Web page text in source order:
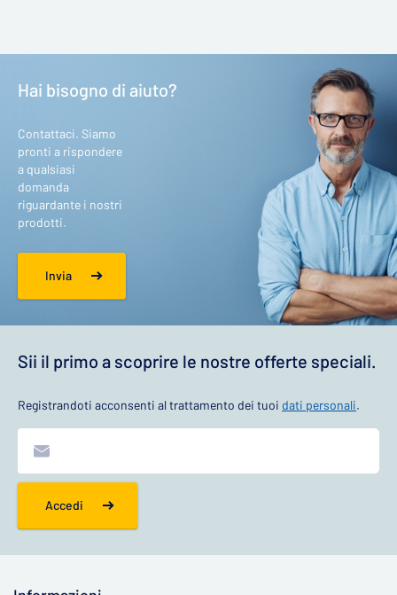
Hai bisogno di aiuto?
Contattaci. Siamo
pronti a rispondere
a qualsiasi
domanda
riguardante i nostri
prodotti.
Invia
Sii il primo a scoprire le nostre offerte speciali.
Registrandoti acconsenti al trattamento dei tuoi dati personali.
Accedi